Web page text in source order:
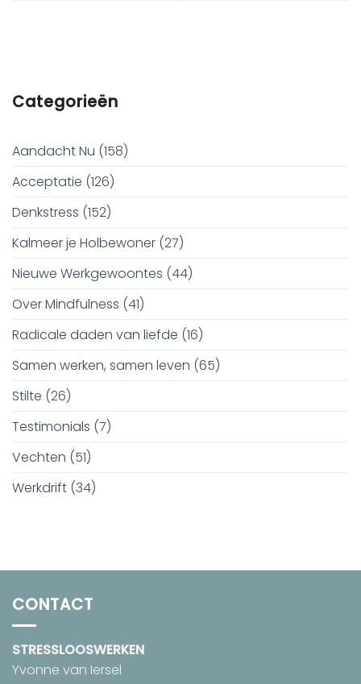
Categorieën
Aandacht Nu (158)
Acceptatie (126)
Denkstress (152)
Kalmeer je Holbewoner (27)
Nieuwe Werkgewoontes (44)
Over Mindfulness (41)
Radicale daden van liefde (16)
Samen werken, samen leven (65)
Stilte (26)
Testimonials (7)
Vechten (51)
Werkdrift (34)
CONTACT
STRESSLOOSWERKEN
Yvonne van Iersel